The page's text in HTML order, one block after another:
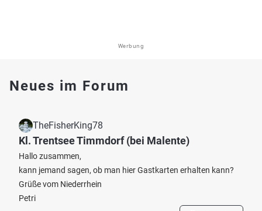
Werbung
Neues im Forum
TheFisherKing78
Kl. Trentsee Timmdorf (bei Malente)
Hallo zusammen,
kann jemand sagen, ob man hier Gastkarten erhalten kann?
Grüße vom Niederrhein
Petri